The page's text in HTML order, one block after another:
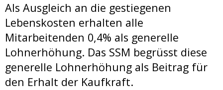
Als Ausgleich an die gestiegenen
Lebenskosten erhalten alle
Mitarbeitenden 0,4% als generelle
Lohnerhöhung. Das SSM begrüsst diese
generelle Lohnerhöhung als Beitrag für
den Erhalt der Kaufkraft.